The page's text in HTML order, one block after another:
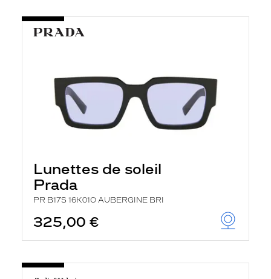
Lunettes de soleil
Prada
PR B17S 16K01O AUBERGINE BRI
325,00 €